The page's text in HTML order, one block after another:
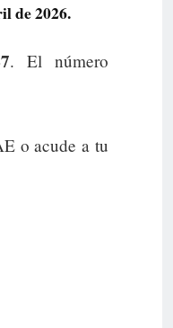
de 2026.
. El número
o acude a tu